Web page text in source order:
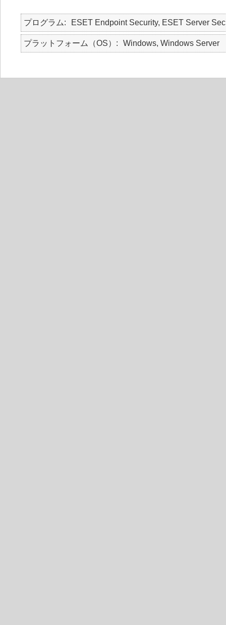
プログラム ESET Endpoint Security, ESET Server
プラットフォーム（OS） Windows, Windows Server